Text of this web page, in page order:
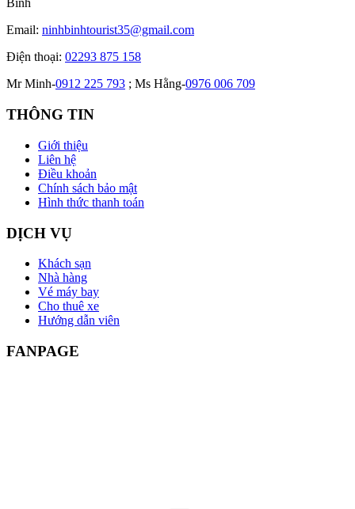
Bình
Email: ninhbinhtourist35@gmail.com
Điện thoại: 02293 875 158
Mr Minh-0912 225 793 ; Ms Hằng-0976 006 709
THÔNG TIN
Giới thiệu
Liên hệ
Điều khoản
Chính sách bảo mật
Hình thức thanh toán
DỊCH VỤ
Khách sạn
Nhà hàng
Vé máy bay
Cho thuê xe
Hướng dẫn viên
FANPAGE